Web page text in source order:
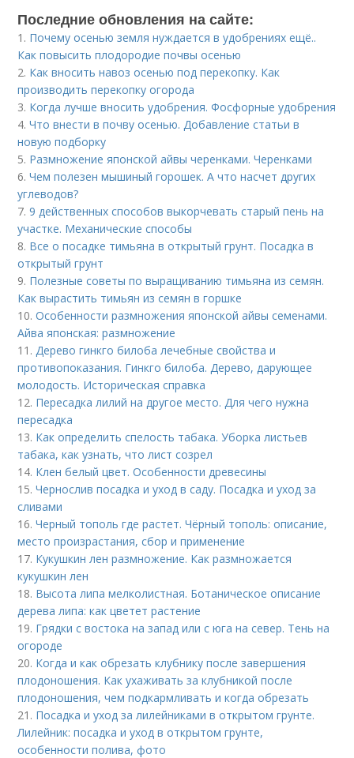
Последние обновления на сайте:
1. Почему осенью земля нуждается в удобрениях ещё..
Как повысить плодородие почвы осенью
2. Как вносить навоз осенью под перекопку. Как
производить перекопку огорода
3. Когда лучше вносить удобрения. Фосфорные удобрения
4.Что внести в почву осенью. Добавление статьи в
новую подборку
5. Размножение японской айвы черенками. Черенками
6.Чем полезен мышиный горошек. А что насчет других
углеводов?
7.9 действенных способов выкорчевать старый пень на
участке. Механические способы
8. Все о посадке тимьяна в открытый грунт. Посадка в
открытый грунт
9. Полезные советы по выращиванию тимьяна из семян.
Как вырастить тимьян из семян в горшке
10.Особенности размножения японской айвы семенами.
Айва японская: размножение
11.Дерево гинкго билоба лечебные свойства и
противопоказания. Гинкго билоба. Дерево, дарующее
молодость. Историческая справка
12. Пересадка лилий на другое место. Для чего нужна
пересадка
13. Как определить спелость табака. Уборка листьев
табака, как узнать, что лист созрел
14. Клен белый цвет. Особенности древесины
15.Чернослив посадка и уход в саду. Посадка и уход за
сливами
16.Черный тополь где растет. Чёрный тополь: описание,
место произрастания, сбор и применение
17. Кукушкин лен размножение. Как размножается
кукушкин лен
18. Высота липа мелколистная. Ботаническое описание
дерева липа: как цветет растение
19. Грядки с востока на запад или с юга на север. Тень на
огороде
20. Когда и как обрезать клубнику после завершения
плодоношения. Как ухаживать за клубникой после
плодоношения, чем подкармливать и когда обрезать
21. Посадка и уход за лилейниками в открытом грунте.
Лилейник: посадка и уход в открытом грунте,
особенности полива, фото